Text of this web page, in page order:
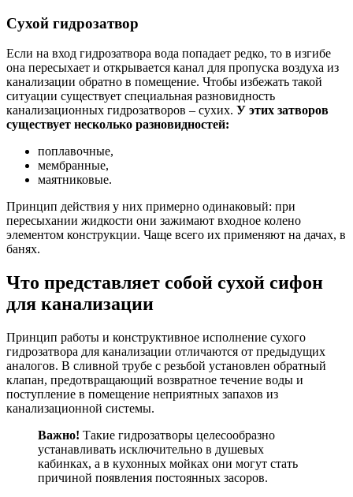
Сухой гидрозатвор
Если на вход гидрозатвора вода попадает редко, то в изгибе
она пересыхает и открывается канал для пропуска воздуха из
канализации обратно в помещение. Чтобы избежать такой
ситуации существует специальная разновидность
канализационных гидрозатворов – сухих. У этих затворов
существует несколько разновидностей:
поплавочные,
мембранные,
маятниковые.
Принцип действия у них примерно одинаковый: при
пересыхании жидкости они зажимают входное колено
элементом конструкции. Чаще всего их применяют на дачах, в
банях.
Что представляет собой сухой сифон
для канализации
Принцип работы и конструктивное исполнение сухого
гидрозатвора для канализации отличаются от предыдущих
аналогов. В сливной трубе с резьбой установлен обратный
клапан, предотвращающий возвратное течение воды и
поступление в помещение неприятных запахов из
канализационной системы.
Важно! Такие гидрозатворы целесообразно
устанавливать исключительно в душевых
кабинках, а в кухонных мойках они могут стать
причиной появления постоянных засоров.